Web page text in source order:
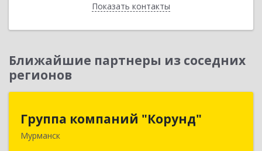
Показать контакты
Назад
Ближайшие партнеры из соседних
регионов
Группа компаний "Корунд"
Мурманск
Группа компаний "Корунд"
183025, Мурманская обл, Мурманск г, Тарана